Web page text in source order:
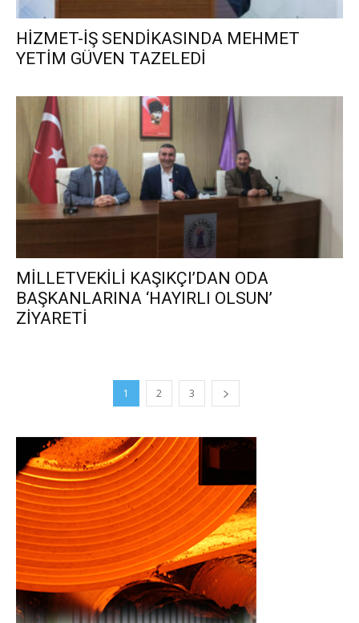
HİZMET-İŞ SENDİKASINDA MEHMET
YETİM GÜVEN TAZELEDİ
MİLLETVEKİLİ KAŞIKÇI’DAN ODA
BAŞKANLARINA ‘HAYIRLI OLSUN’
ZİYARETİ
1 2 3